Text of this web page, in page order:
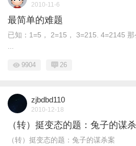
2010-11-6
最简单的难题
已知：1=5， 2=15， 3=215. 4=2145
9904 26
zjbdbd110
2010-12-18
（转）挺变态的题：兔子的谋杀
（转）挺变态的题：兔子的谋杀案